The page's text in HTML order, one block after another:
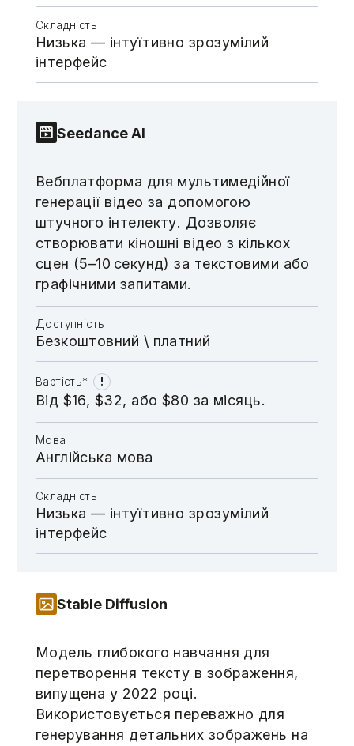
Складність
Низька — інтуїтивно зрозумілий
інтерфейс
Seedance AI
Вебплатформа для мультимедійної
генерації відео за допомогою
штучного інтелекту. Дозволяє
створювати кіношні відео з кількох
сцен (5–10 секунд) за текстовими або
графічними запитами.
Доступність
Безкоштовний \​​​​ платний
Вартість* !
Від $16, $32, aбо $80 за місяць.
Мова
Англійська мова
Складність
Низька — інтуїтивно зрозумілий
інтерфейс
Stable Diffusion
Модель глибокого навчання для
перетворення тексту в зображення,
випущена у 2022 році.
Використовується переважно для
генерування детальних зображень на